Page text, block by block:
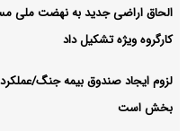
الحاق اراضی جدید به نهضت ملی
کارگروه ویژه تشکیل داد
لزوم ایجاد صندوق بیمه جنگ/
بخش است